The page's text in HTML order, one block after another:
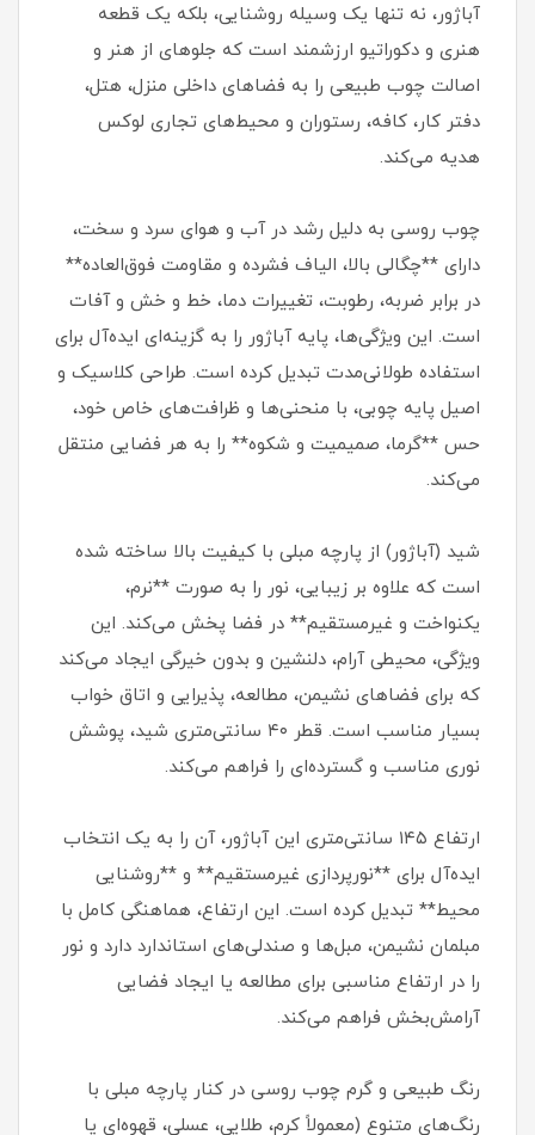
آباژور، نه تنها یک وسیله روشنایی، بلکه یک قطعه
هنری و دکوراتیو ارزشمند است که جلوهای از هنر و
اصالت چوب طبیعی را به فضاهای داخلی منزل، هتل،
دفتر کار، کافه، رستوران و محیط‌های تجاری لوکس
هدیه می‌کند.
چوب روسی به دلیل رشد در آب و هوای سرد و سخت،
دارای **چگالی بالا، الیاف فشرده و مقاومت فوق‌العاده**
در برابر ضربه، رطوبت، تغییرات دما، خط و خش و آفات
است. این ویژگی‌ها، پایه آباژور را به گزینه‌ای ایده‌آل برای
استفاده طولانی‌مدت تبدیل کرده است. طراحی کلاسیک و
اصیل پایه چوبی، با منحنی‌ها و ظرافت‌های خاص خود،
حس **گرما، صمیمیت و شکوه** را به هر فضایی منتقل
می‌کند.
شید (آباژور) از پارچه مبلی با کیفیت بالا ساخته شده
است که علاوه بر زیبایی، نور را به صورت **نرم،
یکنواخت و غیرمستقیم** در فضا پخش می‌کند. این
ویژگی، محیطی آرام، دلنشین و بدون خیرگی ایجاد می‌کند
که برای فضاهای نشیمن، مطالعه، پذیرایی و اتاق خواب
بسیار مناسب است. قطر ۴۰ سانتی‌متری شید، پوشش
نوری مناسب و گسترده‌ای را فراهم می‌کند.
ارتفاع ۱۴۵ سانتی‌متری این آباژور، آن را به یک انتخاب
ایده‌آل برای **نورپردازی غیرمستقیم** و **روشنایی
محیط** تبدیل کرده است. این ارتفاع، هماهنگی کامل با
مبلمان نشیمن، مبل‌ها و صندلی‌های استاندارد دارد و نور
را در ارتفاع مناسبی برای مطالعه یا ایجاد فضایی
آرامش‌بخش فراهم می‌کند.
رنگ طبیعی و گرم چوب روسی در کنار پارچه مبلی با
رنگ‌های متنوع (معمولاً کرم، طلایی، عسلی، قهوه‌ای یا